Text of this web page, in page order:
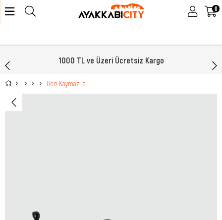
0
1000 TL ve Üzeri Ücretsiz Kargo